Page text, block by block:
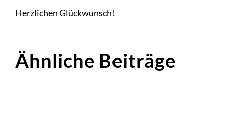
Herzlichen Glückwunsch!
Ähnliche Beiträge